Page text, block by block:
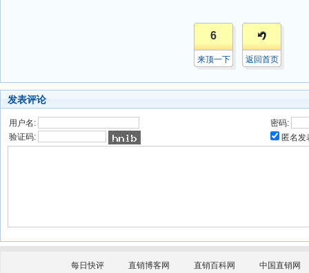
6
来顶一下 返回首页
发表评论
用户名:
密码:
验证码:
匿名发
每日快评 直销博客网 直销百科网 中国直销网